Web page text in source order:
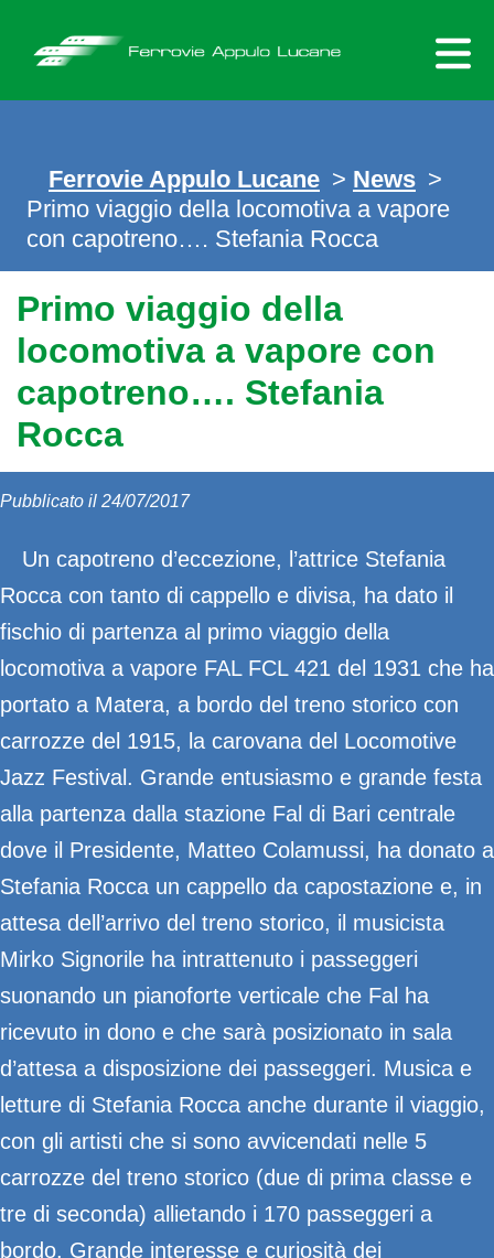
content
Ferrovie Appulo Lucane > News >
Primo viaggio della locomotiva a vapore
con capotreno…. Stefania Rocca
Primo viaggio della
locomotiva a vapore con
capotreno…. Stefania
Rocca
Pubblicato il 24/07/2017
Un capotreno d’eccezione, l’attrice Stefania
Rocca con tanto di cappello e divisa, ha dato il
fischio di partenza al primo viaggio della
locomotiva a vapore FAL FCL 421 del 1931 che ha
portato a Matera, a bordo del treno storico con
carrozze del 1915, la carovana del Locomotive
Jazz Festival. Grande entusiasmo e grande festa
alla partenza dalla stazione Fal di Bari centrale
dove il Presidente, Matteo Colamussi, ha donato a
Stefania Rocca un cappello da capostazione e, in
attesa dell’arrivo del treno storico, il musicista
Mirko Signorile ha intrattenuto i passeggeri
suonando un pianoforte verticale che Fal ha
ricevuto in dono e che sarà posizionato in sala
d’attesa a disposizione dei passeggeri. Musica e
letture di Stefania Rocca anche durante il viaggio,
con gli artisti che si sono avvicendati nelle 5
carrozze del treno storico (due di prima classe e
tre di seconda) allietando i 170 passeggeri a
bordo. Grande interesse e curiosità dei